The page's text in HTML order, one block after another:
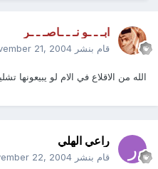
ابـ ـ ـو نـ ـ ـاصـ ـ ـر
قام بنشر 21, 2004
الله من الاقلاع في الام لو يبيعونها
راعي الهلي
قام بنشر 22, 2004